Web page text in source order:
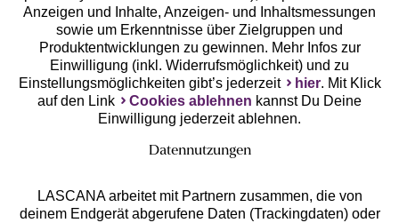
Unsere Apps
Anzeigen und Inhalte, Anzeigen- und Inhaltsmessungen
sowie um Erkenntnisse über Zielgruppen und
Produktentwicklungen zu gewinnen. Mehr Infos zur
Einwilligung (inkl. Widerrufsmöglichkeit) und zu
Einstellungsmöglichkeiten gibt’s jederzeit
hier. Mit Klick
auf den Link
Cookies ablehnen kannst Du Deine
Einwilligung jederzeit ablehnen.
Datennutzungen
LASCANA arbeitet mit Partnern zusammen, die von
deinem Endgerät abgerufene Daten (Trackingdaten) oder